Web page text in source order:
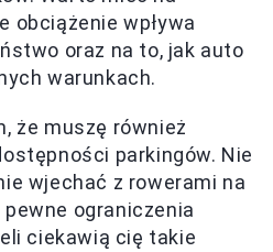
obciążenie wpływa
oraz na to, jak auto
warunkach.
że muszę również
parkingów. Nie
wjechać z rowerami na
ograniczenia
ciekawią cię takie